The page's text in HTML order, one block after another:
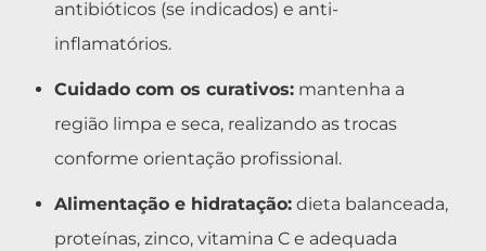
antibióticos (se indicados) e anti-
inflamatórios.
Cuidado com os curativos: mantenha a
região limpa e seca, realizando as trocas
conforme orientação profissional.
Alimentação e hidratação: dieta balanceada,
proteínas, zinco, vitamina C e adequada